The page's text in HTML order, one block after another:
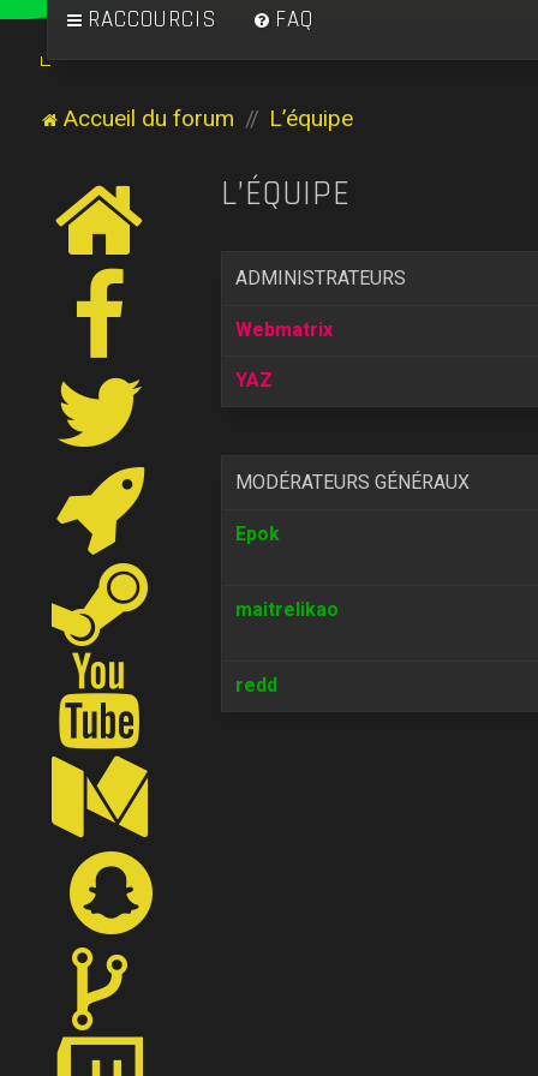
RACCOURCIS FAQ
Accueil du forum L’équipe
L’ÉQUIPE
ADMINISTRATEURS
Webmatrix
YAZ
MODÉRATEURS GÉNÉRAUX
Epok
maitrelikao
redd